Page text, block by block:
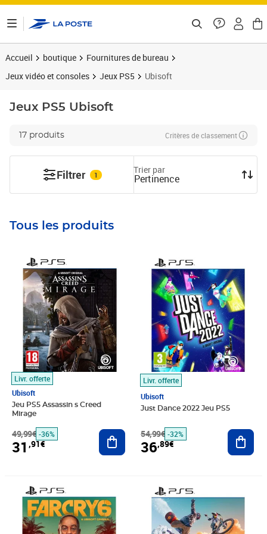
Accueil boutique
Fournitures de bureau
Jeux vidéo et consoles
Jeux PS5 Ubisoft
Jeux PS5 Ubisoft
17 produits Critères de classement
Filtrer 1 Trier par
Pertinence
Tous les produits
Livr. offerte
Ubisoft
Jeu PS5 Assassin s Creed
Mirage
49,99€
Prix barré 49,99€
-36%
31 ,91€
Prix 31,91€
Ajouter au panier
Livr. offerte
Ubisoft
Just Dance 2022 Jeu PS5
54,99€
Prix barré 54,99€
-32%
36,89€
Prix 36,89€
Prix 46,59€ Prix 17,59€